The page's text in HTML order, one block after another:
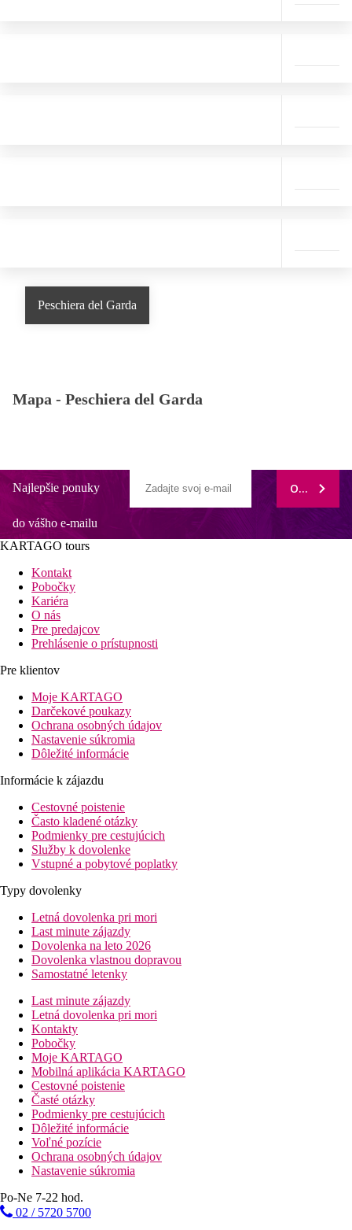
Peschiera del Garda
Mapa - Peschiera del Garda
Najlepšie ponuky
do vášho e-mailu
ODOBERAŤ
KARTAGO tours
Kontakt
Pobočky
Kariéra
O nás
Pre predajcov
Prehlásenie o prístupnosti
Pre klientov
Moje KARTAGO
Darčekové poukazy
Ochrana osobných údajov
Nastavenie súkromia
Dôležité informácie
Informácie k zájazdu
Cestovné poistenie
Často kladené otázky
Podmienky pre cestujúcich
Služby k dovolenke
Vstupné a pobytové poplatky
Typy dovolenky
Letná dovolenka pri mori
Last minute zájazdy
Dovolenka na leto 2026
Dovolenka vlastnou dopravou
Samostatné letenky
Last minute zájazdy
Letná dovolenka pri mori
Kontakty
Pobočky
Moje KARTAGO
Mobilná aplikácia KARTAGO
Cestovné poistenie
Časté otázky
Podmienky pre cestujúcich
Dôležité informácie
Voľné pozície
Ochrana osobných údajov
Nastavenie súkromia
Po-Ne 7-22 hod.
02 / 5720 5700